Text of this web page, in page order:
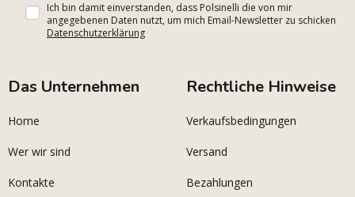
Ich bin damit einverstanden, dass Polsinelli die von mir
angegebenen Daten nutzt, um mich Email-Newsletter zu schicken
Datenschutzerklärung
Das Unternehmen
Home
Wer wir sind
Kontakte
Rechtliche Hinweise
Verkaufsbedingungen
Versand
Bezahlungen